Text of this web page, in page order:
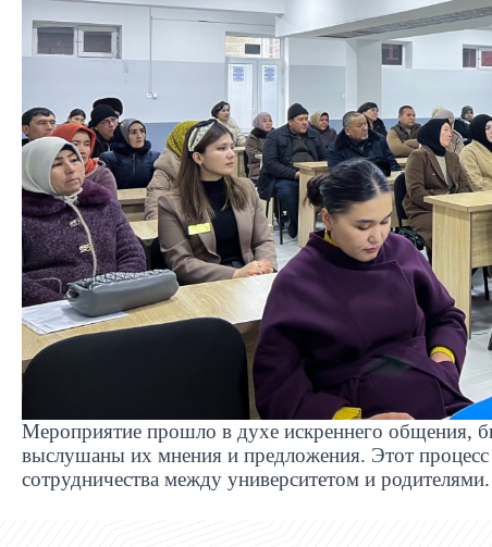
Мероприятие прошло в духе искреннего общения,
выслушаны их мнения и предложения. Этот
сотрудничества между университетом и родителями.